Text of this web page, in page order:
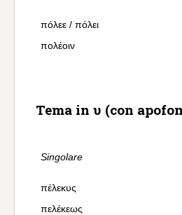
πόλεε / πόλει
πολέοιν
Tema in υ (con
Singolare
πέλεκυς
πελέκεως